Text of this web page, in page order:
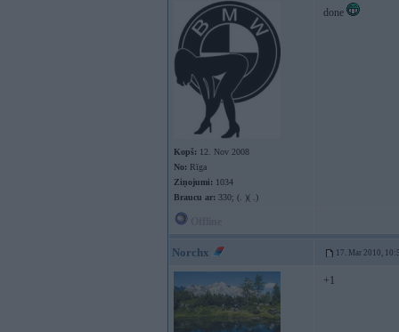
Kopš: 12. Nov 2008
No: Rīga
Ziņojumi: 1034
Braucu ar: 330; (. )( .)
done
Norchx 17. Mar 2010,
+1